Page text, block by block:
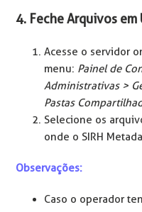
4. Feche Arquivos em
Acesse o servidor
menu: Painel de
Administrativas >
Pastas
Selecione os
onde o SIRH
Observações:
Caso o operador